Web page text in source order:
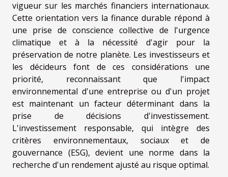
vigueur sur les marchés financiers internationaux.
Cette orientation vers la finance durable répond à
une prise de conscience collective de l'urgence
climatique et à la nécessité d'agir pour la
préservation de notre planète. Les investisseurs et
les décideurs font de ces considérations une
priorité, reconnaissant que l'impact
environnemental d'une entreprise ou d'un projet
est maintenant un facteur déterminant dans la
prise de décisions d'investissement.
L'investissement responsable, qui intègre des
critères environnementaux, sociaux et de
gouvernance (ESG), devient une norme dans la
recherche d'un rendement ajusté au risque optimal.